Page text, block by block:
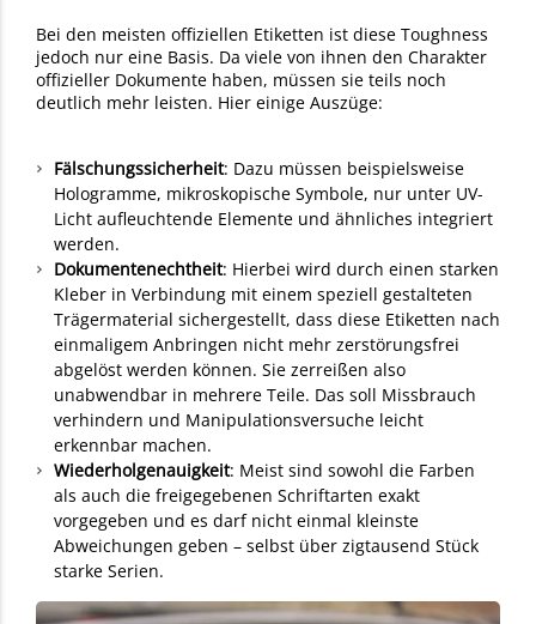
Bei den meisten offiziellen Etiketten ist diese Toughness
jedoch nur eine Basis. Da viele von ihnen den Charakter
offizieller Dokumente haben, müssen sie teils noch
deutlich mehr leisten. Hier einige Auszüge:
Fälschungssicherheit: Dazu müssen beispielsweise
Hologramme, mikroskopische Symbole, nur unter UV-
Licht aufleuchtende Elemente und ähnliches integriert
werden.
Dokumentenechtheit: Hierbei wird durch einen starken
Kleber in Verbindung mit einem speziell gestalteten
Trägermaterial sichergestellt, dass diese Etiketten nach
einmaligem Anbringen nicht mehr zerstörungsfrei
abgelöst werden können. Sie zerreißen also
unabwendbar in mehrere Teile. Das soll Missbrauch
verhindern und Manipulationsversuche leicht
erkennbar machen.
Wiederholgenauigkeit: Meist sind sowohl die Farben
als auch die freigegebenen Schriftarten exakt
vorgegeben und es darf nicht einmal kleinste
Abweichungen geben – selbst über zigtausend Stück
starke Serien.